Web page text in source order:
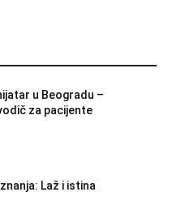
u Beogradu –
za pacijente
Laž i istina